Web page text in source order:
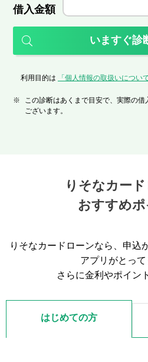
借入金額
いますぐ診
利用目的は 「個人情報の取扱いについて
※
この診断はあくまで目安で、実際の
ございます。
りそなカー
おすすめポ
りそなカードローンなら、申込
アプリがとって
さらに金利やポイン
はじめての方